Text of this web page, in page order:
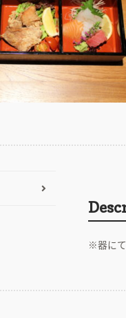
※器にて